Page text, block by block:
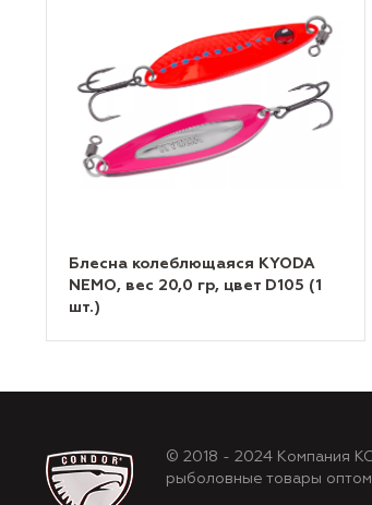
Блесна колеблющаяся KYODA
NEMO, вес 20,0 гр, цвет D105 (1
шт.)
© 2018 - 2024 Компания
рыболовные товары оптом